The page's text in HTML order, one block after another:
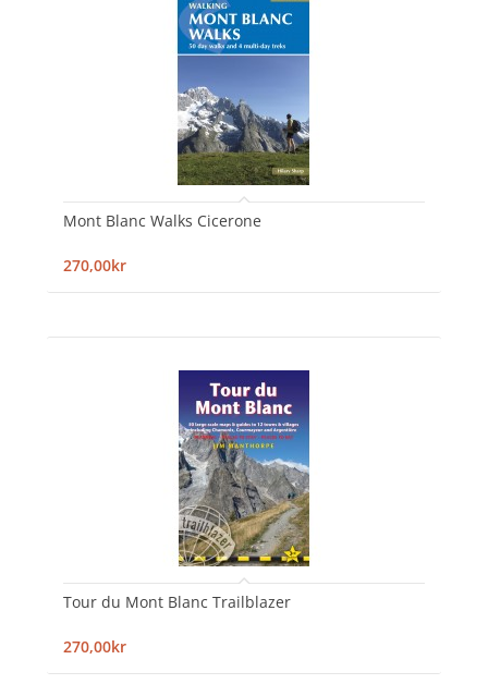
Mont Blanc Walks Cicerone
270,00kr
Tour du Mont Blanc Trailblazer
270,00kr